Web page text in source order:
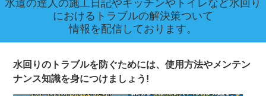
水道の達人の施工日記やキッチンやトイレなど水回り
におけるトラブルの解決策ついて
情報を配信しております。
水回りのトラブルを防ぐためには、使用方法やメンテン
ナンス知識を身につけましょう!